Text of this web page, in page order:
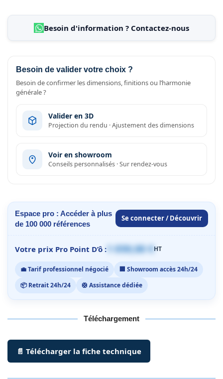
Besoin d'information ? Contactez-nous
Besoin de valider votre choix ?
Besoin de confirmer les dimensions, finitions ou l’harmonie
générale ?
Valider en 3D
Projection du rendu · Ajustement des dimensions
Voir en showroom
Conseils personnalisés · Sur rendez-vous
Espace pro : Accéder à plus
de 100 000 références
Se connecter / Découvrir
Votre prix Pro Point D’ô : 1 059,00 €HT
💼 Tarif professionnel négocié
🏢 Showroom accès 24h/24
📦 Retrait 24h/24
🛟 Assistance dédiée
Téléchargement
📄 Télécharger la fiche technique